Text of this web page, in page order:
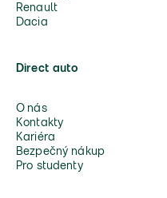
Renault
Dacia
Direct auto
O nás
Kontakty
Kariéra
Bezpečný nákup
Pro studenty